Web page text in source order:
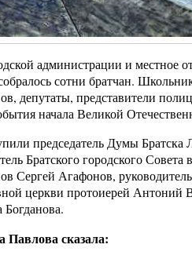
администрации и местное
сотни братчан.
депутаты, представители
начала Великой
председатель Думы
Братского городского
Сергей Агафонов,
церкви протоиерей Антоний
сказала: